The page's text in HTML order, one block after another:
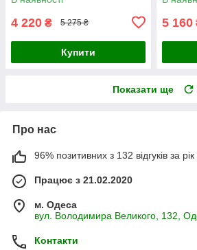
4 220 ₴ 5 275 ₴
Купити
5 160
Показати ще
Про нас
96% позитивних з 132 відгуків за рік
Працює з 21.02.2020
м. Одеса
вул. Володимира Великого, 132,
Контакти